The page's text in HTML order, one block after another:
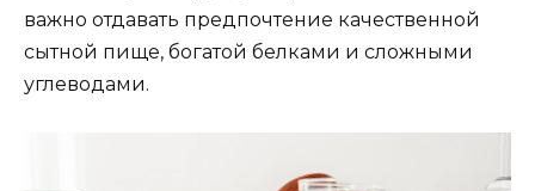
важно отдавать предпочтение качественной
сытной пище, богатой белками и сложными
углеводами.